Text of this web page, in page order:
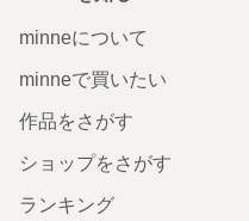
minneについて
minneで買いたい
作品をさがす
ショップをさがす
ランキング